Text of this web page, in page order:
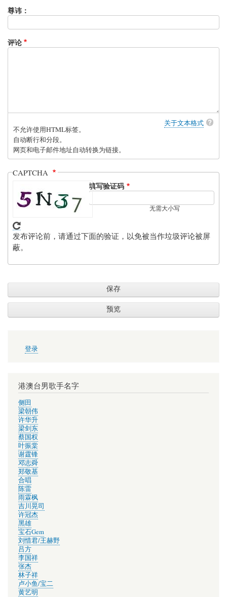
失
尊讳：
评论
关于文本格式
不允许使用HTML标签。
自动断行和分段。
网页和电子邮件地址自动转换为链接。
CAPTCHA
填写验证码
无需大小写
发布评论前，请通过下面的验证，以免被当作垃圾评论被屏
蔽。
户
单
登录
港澳台男歌手名字
侧田
梁朝伟
许华升
梁剑东
蔡国权
叶振棠
谢霆锋
邓志舜
郑敬基
合唱
陈雷
雨霖枫
吉川晃司
许冠杰
黑雄
宝石Gem
刘惜君/王赫野
吕方
李国祥
张杰
林子祥
卢小鱼/宝二
黄艺明